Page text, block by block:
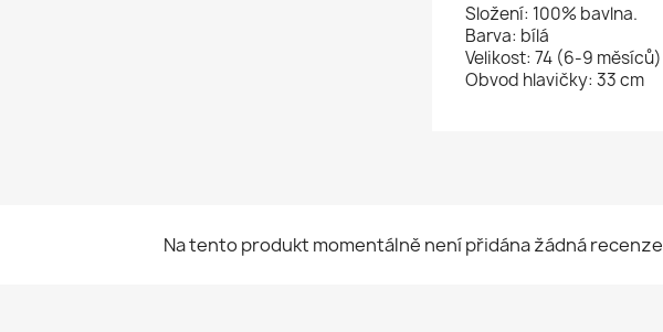
Složení: 100% bavlna.
Barva: bílá
Velikost: 74 (6-9 měsíců)
Obvod hlavičky: 33 cm
Na tento produkt momentálně není přidána žádná